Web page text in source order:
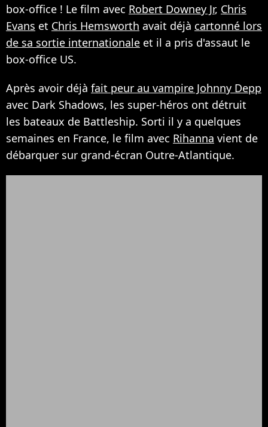
box-office ! Le film avec Robert Downey Jr, Chris
Evans et Chris Hemsworth avait déjà cartonné lors
de sa sortie internationale et il a pris d'assaut le
box-office US.
Après avoir déjà fait peur au vampire Johnny Depp
avec Dark Shadows, les super-héros ont détruit
les bateaux de Battleship. Sorti il y a quelques
semaines en France, le film avec Rihanna vient de
débarquer sur grand-écran Outre-Atlantique.